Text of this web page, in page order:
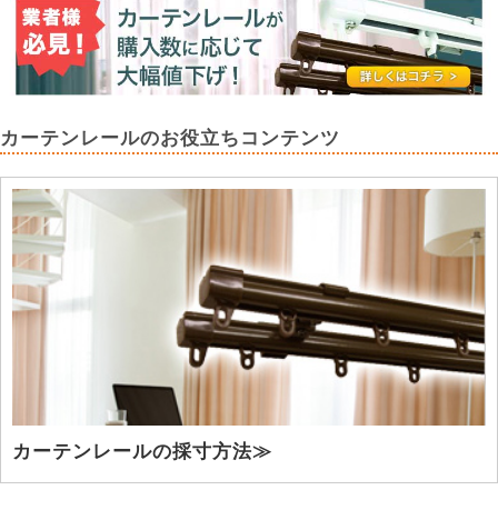
カーテンレールのお役立ちコンテンツ
カーテンレールの採寸方法≫